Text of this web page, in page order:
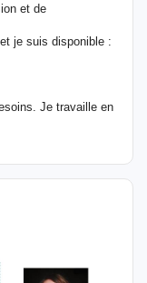
et de
je suis disponible :
Je travaille en